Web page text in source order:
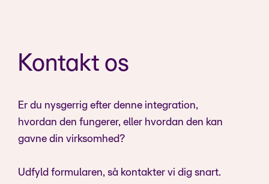
Kontakt os
Er du nysgerrig efter denne integration,
hvordan den fungerer, eller hvordan den kan
gavne din virksomhed?
Udfyld formularen, så kontakter vi dig snart.